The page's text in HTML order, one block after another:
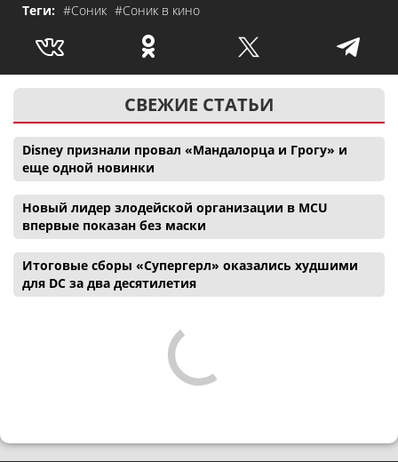
Теги: #Соник #Соник в кино
СВЕЖИЕ СТАТЬИ
Disney признали провал «Мандалорца и Грогу» и
еще одной новинки
Новый лидер злодейской организации в MCU
впервые показан без маски
Итоговые сборы «Супергерл» оказались худшими
для DC за два десятилетия